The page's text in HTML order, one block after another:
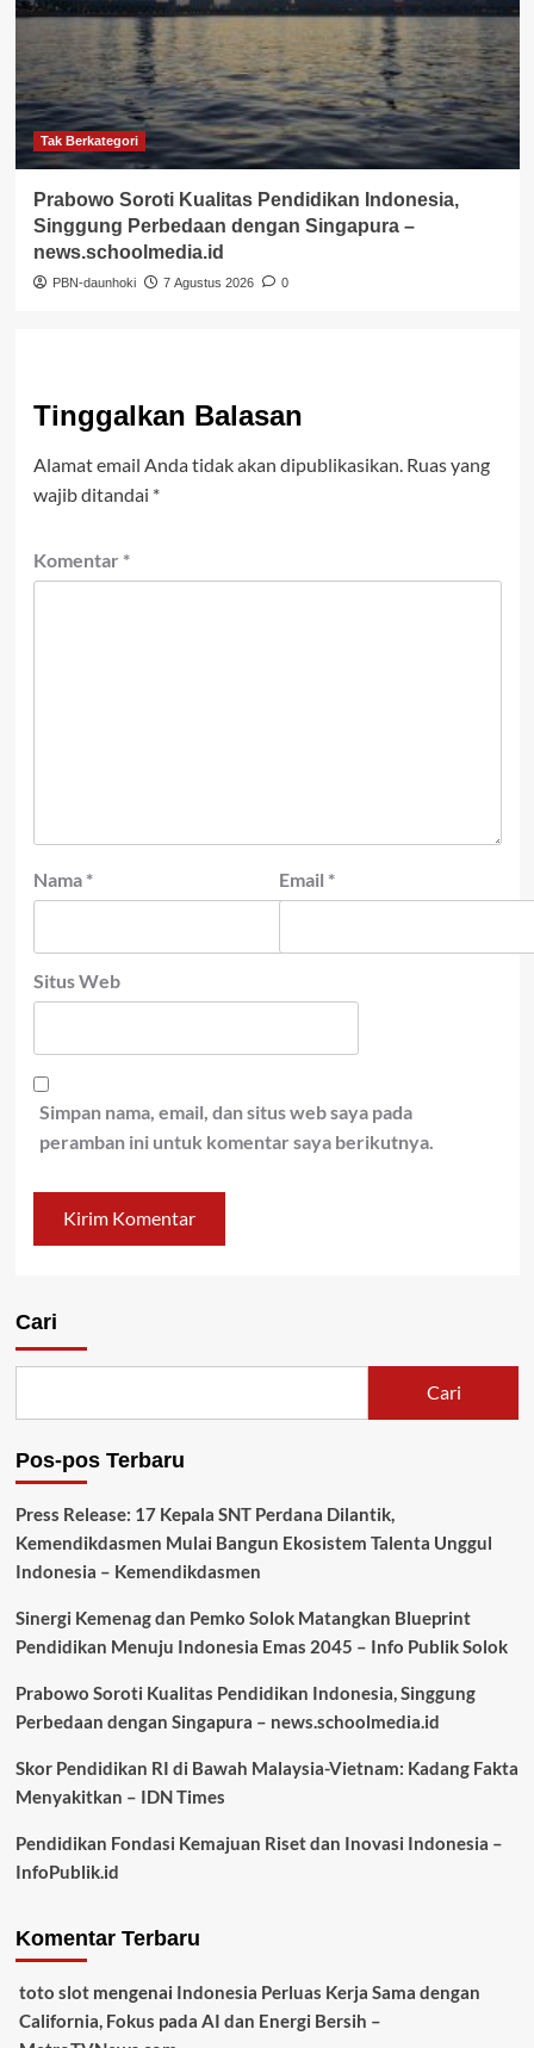
Tak Berkategori
Prabowo Soroti Kualitas Pendidikan Indonesia,
Singgung Perbedaan dengan Singapura –
news.schoolmedia.id
PBN-daunhoki 7 Agustus 2026 0
Tinggalkan Balasan
Alamat email Anda tidak akan dipublikasikan. Ruas yang
wajib ditandai *
Komentar *
Nama * Email *
Situs Web
Simpan nama, email, dan situs web saya pada
peramban ini untuk komentar saya berikutnya.
Cari
Cari
Pos-pos Terbaru
Press Release: 17 Kepala SNT Perdana Dilantik,
Kemendikdasmen Mulai Bangun Ekosistem Talenta Unggul
Indonesia – Kemendikdasmen
Sinergi Kemenag dan Pemko Solok Matangkan Blueprint
Pendidikan Menuju Indonesia Emas 2045 – Info Publik Solok
Prabowo Soroti Kualitas Pendidikan Indonesia, Singgung
Perbedaan dengan Singapura – news.schoolmedia.id
Skor Pendidikan RI di Bawah Malaysia-Vietnam: Kadang Fakta
Menyakitkan – IDN Times
Pendidikan Fondasi Kemajuan Riset dan Inovasi Indonesia –
InfoPublik.id
Komentar Terbaru
toto slotmengenai Indonesia Perluas Kerja Sama dengan
California, Fokus pada AI dan Energi Bersih –